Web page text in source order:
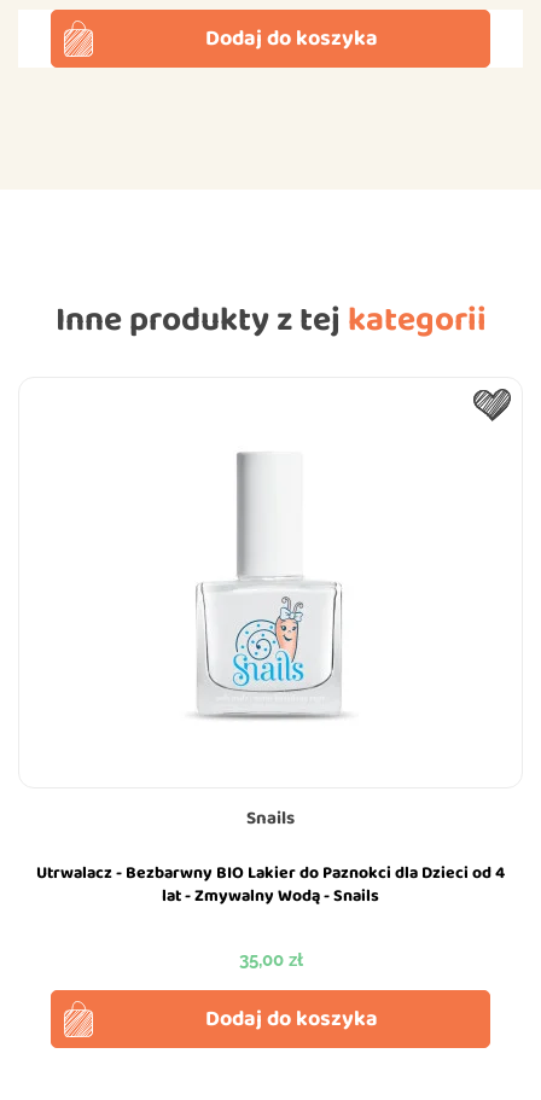
Dodaj do koszyka
Inne produkty z tej kategorii
Snails
Utrwalacz - Bezbarwny BIO Lakier do Paznokci dla Dzieci od 4
lat - Zmywalny Wodą - Snails
Cena
35,00 zł
Dodaj do koszyka